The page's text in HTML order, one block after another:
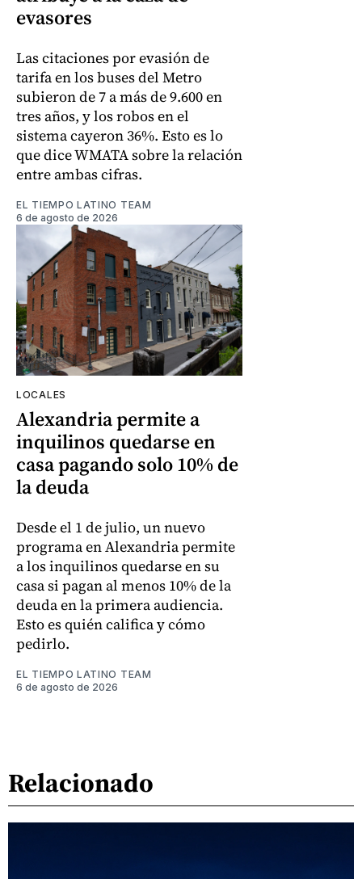
evasores
Las citaciones por evasión de
tarifa en los buses del Metro
subieron de 7 a más de 9.600 en
tres años, y los robos en el
sistema cayeron 36%. Esto es lo
que dice WMATA sobre la relación
entre ambas cifras.
EL TIEMPO LATINO TEAM
6 de agosto de 2026
LOCALES
Alexandria permite a
inquilinos quedarse en
casa pagando solo 10% de
la deuda
Desde el 1 de julio, un nuevo
programa en Alexandria permite
a los inquilinos quedarse en su
casa si pagan al menos 10% de la
deuda en la primera audiencia.
Esto es quién califica y cómo
pedirlo.
EL TIEMPO LATINO TEAM
6 de agosto de 2026
Relacionado